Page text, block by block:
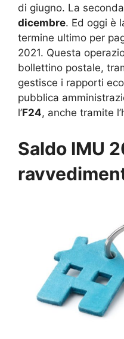
di giugno. La
dicembre. Ed oggi è
termine ultimo per
2021. Questa
bollettino postale,
gestisce i rapporti
pubblica
l’F24, anche tramite
Saldo IMU